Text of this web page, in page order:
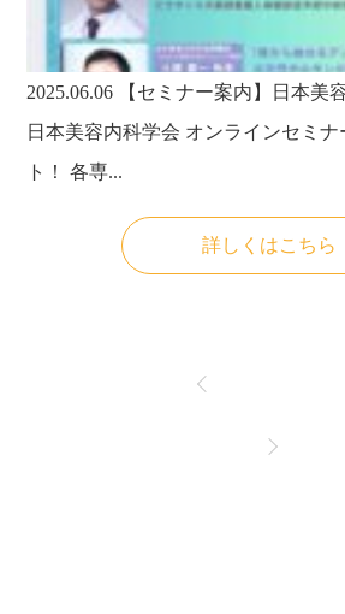
2025.06.06
【セミナー案内】日本美容内科学会オンラインセミナーVol.1にて、
日本美容内科学会 オンラインセミ
ト！ 各専...
詳しくはこちら